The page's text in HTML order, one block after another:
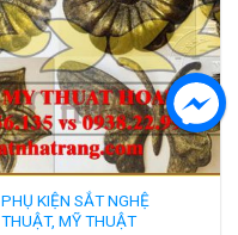
PHỤ KIỆN SẮT NGHỆ
THUẬT, MỸ THUẬT